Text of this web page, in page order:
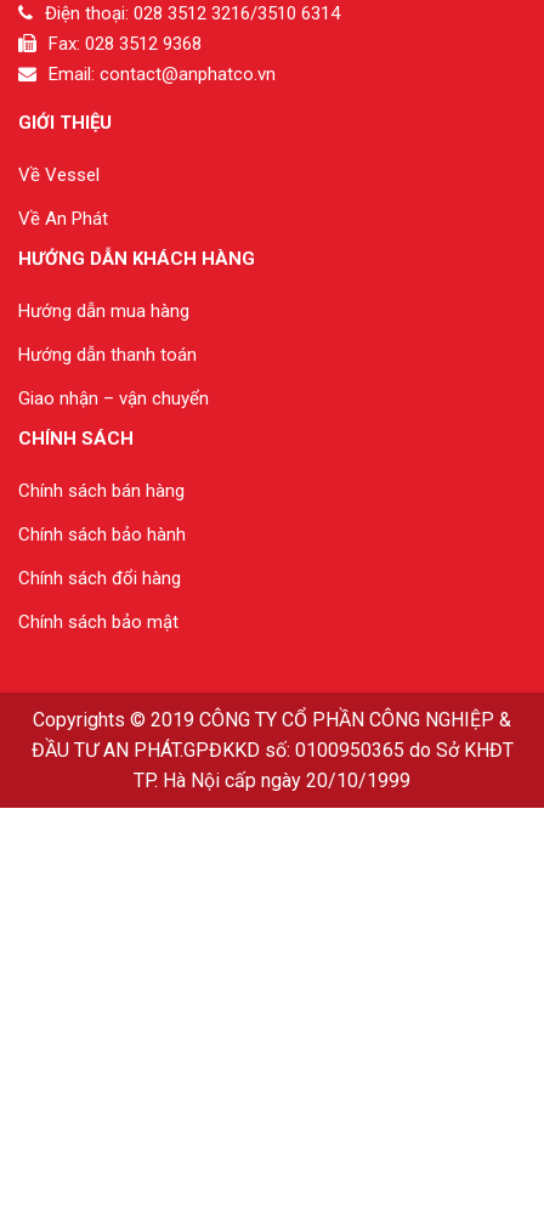
Điện thoại: 028 3512 3216/3510 6314
Fax: 028 3512 9368
Email: contact@anphatco.vn
GIỚI THIỆU
Về Vessel
Về An Phát
HƯỚNG DẪN KHÁCH HÀNG
Hướng dẫn mua hàng
Hướng dẫn thanh toán
Giao nhận – vận chuyển
CHÍNH SÁCH
Chính sách bán hàng
Chính sách bảo hành
Chính sách đổi hàng
Chính sách bảo mật
Copyrights © 2019 CÔNG TY CỔ PHẦN CÔNG NGHIỆP &
ĐẦU TƯ AN PHÁT.GPĐKKD số: 0100950365 do Sở KHĐT
TP. Hà Nội cấp ngày 20/10/1999